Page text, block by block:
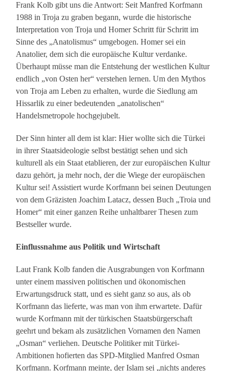
Frank Kolb gibt uns die Antwort: Seit Manfred Korfmann
1988 in Troja zu graben begann, wurde die historische
Interpretation von Troja und Homer Schritt für Schritt im
Sinne des „Anatolismus“ umgebogen. Homer sei ein
Anatolier, dem sich die europäische Kultur verdanke.
Überhaupt müsse man die Entstehung der westlichen Kultur
endlich „von Osten her“ verstehen lernen. Um den Mythos
von Troja am Leben zu erhalten, wurde die Siedlung am
Hissarlik zu einer bedeutenden „anatolischen“
Handelsmetropole hochgejubelt.
Der Sinn hinter all dem ist klar: Hier wollte sich die Türkei
in ihrer Staatsideologie selbst bestätigt sehen und sich
kulturell als ein Staat etablieren, der zur europäischen Kultur
dazu gehört, ja mehr noch, der die Wiege der europäischen
Kultur sei! Assistiert wurde Korfmann bei seinen Deutungen
von dem Gräzisten Joachim Latacz, dessen Buch „Troia und
Homer“ mit einer ganzen Reihe unhaltbarer Thesen zum
Bestseller wurde.
Einflussnahme aus Politik und Wirtschaft
Laut Frank Kolb fanden die Ausgrabungen von Korfmann
unter einem massiven politischen und ökonomischen
Erwartungsdruck statt, und es sieht ganz so aus, als ob
Korfmann das lieferte, was man von ihm erwartete. Dafür
wurde Korfmann mit der türkischen Staatsbürgerschaft
geehrt und bekam als zusätzlichen Vornamen den Namen
„Osman“ verliehen. Deutsche Politiker mit Türkei-
Ambitionen hofierten das SPD-Mitglied Manfred Osman
Korfmann. Korfmann meinte, der Islam sei „nichts anderes